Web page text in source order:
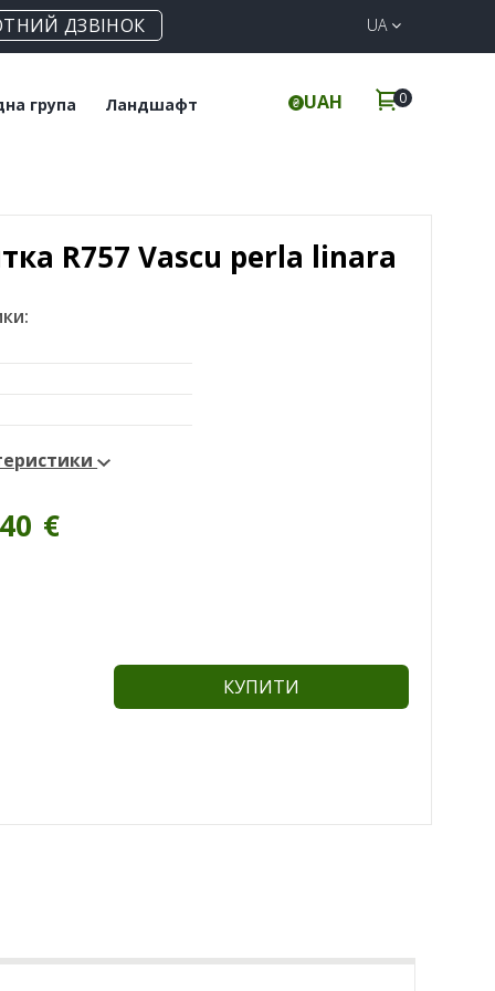
ДЗВІНОК UA
група
сходи
Ландшафт
Елементи для забору
UAH 0
R757 Vascu perla linara
€
КУПИТИ